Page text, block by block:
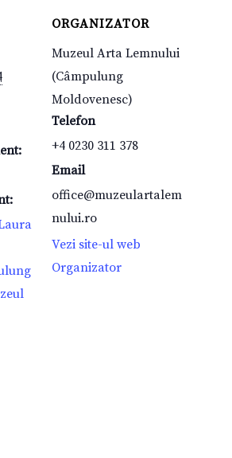
ORGANIZATOR
Muzeul Arta Lemnului
(Câmpulung
Moldovenesc)
Telefon
+4 0230 311 378
Email
office@muzeulartalem
nului.ro
Vezi site-ul web
Organizator